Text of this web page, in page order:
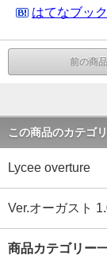
はてなブッ
前の商
この商品のカテゴ
Lycee overture
Ver.オーガスト
商品カテゴリー